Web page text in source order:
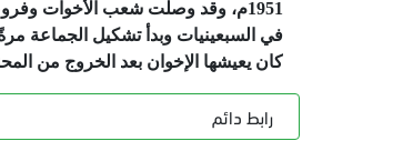
في السبعينيات وبدأ تشكيل الجماعة
كان يعيشها الإخوان بعد الخروج من
رابط دائم